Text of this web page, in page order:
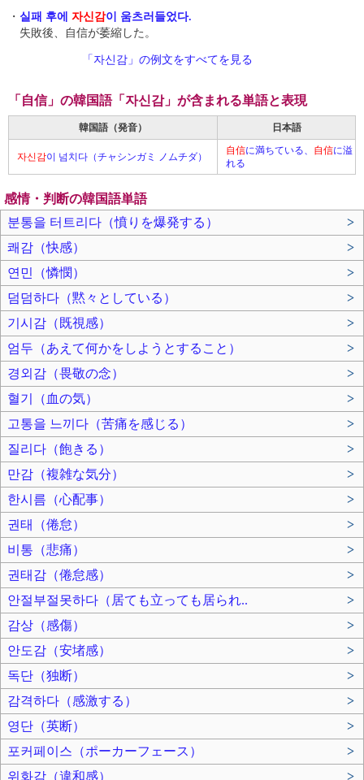
・ 실패 후에 자신감이 움츠러들었다.
失敗後、自信が萎縮した。
「자신감」の例文をすべてを見る
「自信」の韓国語「자신감」が含まれる単語と表現
韓国語（発音） 日本語
자신감이 넘치다（チャシンガミ ノムチダ）
自信に満ちている、 自信に溢
れる
感情・判断の韓国語単語
분통을 터트리다（憤りを爆発する）
>
쾌감（快感）
>
연민（憐憫）
>
덤덤하다（黙々としている）
>
기시감（既視感）
>
엄두（あえて何かをしようとすること）
>
경외감（畏敬の念）
>
혈기（血の気）
>
고통을 느끼다（苦痛を感じる）
>
질리다（飽きる）
>
만감（複雑な気分）
>
한시름（心配事）
>
권태（倦怠）
>
비통（悲痛）
>
권태감（倦怠感）
>
안절부절못하다（居ても立っても居られ..
>
감상（感傷）
>
안도감（安堵感）
>
독단（独断）
>
감격하다（感激する）
>
영단（英断）
>
포커페이스（ポーカーフェース）
>
위화감（違和感）
>